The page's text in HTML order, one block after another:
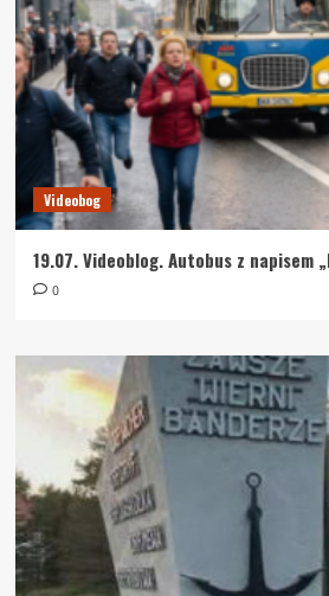
Videobog
19.07. Videoblog. Autobus z napisem
0